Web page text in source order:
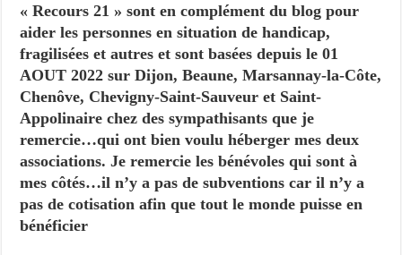
« Recours 21 » sont en complément du blog pour
aider les personnes en situation de handicap,
fragilisées et autres et sont basées depuis le 01
AOUT 2022 sur Dijon, Beaune, Marsannay-la-Côte,
Chenôve, Chevigny-Saint-Sauveur et Saint-
Appolinaire chez des sympathisants que je
remercie…qui ont bien voulu héberger mes deux
associations. Je remercie les bénévoles qui sont à
mes côtés…il n’y a pas de subventions car il n’y a
pas de cotisation afin que tout le monde puisse en
bénéficier